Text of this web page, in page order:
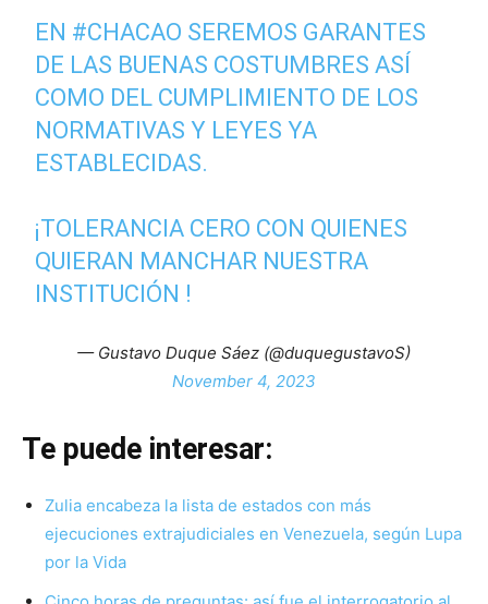
EN #CHACAO SEREMOS GARANTES
DE LAS BUENAS COSTUMBRES ASÍ
COMO DEL CUMPLIMIENTO DE LOS
NORMATIVAS Y LEYES YA
ESTABLECIDAS.
¡TOLERANCIA CERO CON QUIENES
QUIERAN MANCHAR NUESTRA
INSTITUCIÓN !
— Gustavo Duque Sáez (@duquegustavoS)
November 4, 2023
Te puede interesar:
Zulia encabeza la lista de estados con más
ejecuciones extrajudiciales en Venezuela, según Lupa
por la Vida